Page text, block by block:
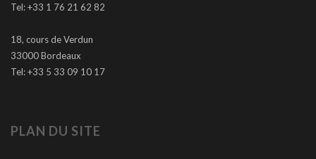
Tel: +33 1 76 21 62 82
18, cours de Verdun
33000 Bordeaux
Tel: +33 5 33 09 10 17
PLAN DU SITE